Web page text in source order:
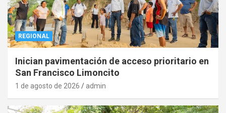
REGIONAL
Inician pavimentación de acceso prioritario en
San Francisco Limoncito
1 de agosto de 2026 admin